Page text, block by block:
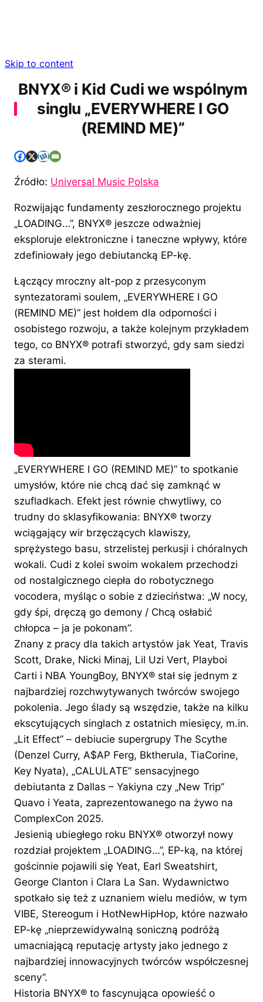
Skip to content
BNYX®️ i Kid Cudi we wspólnym
singlu „EVERYWHERE I GO
(REMIND ME)”
Źródło: Universal Music Polska
Rozwijając fundamenty zeszłorocznego projektu
„LOADING…”, BNYX®️ jeszcze odważniej
eksploruje elektroniczne i taneczne wpływy, które
zdefiniowały jego debiutancką EP-kę.
Łączący mroczny alt-pop z przesyconym
syntezatorami soulem, „EVERYWHERE I GO
(REMIND ME)” jest hołdem dla odporności i
osobistego rozwoju, a także kolejnym przykładem
tego, co BNYX®️ potrafi stworzyć, gdy sam siedzi
za sterami.
„EVERYWHERE I GO (REMIND ME)” to spotkanie
umysłów, które nie chcą dać się zamknąć w
szufladkach. Efekt jest równie chwytliwy, co
trudny do sklasyfikowania: BNYX®️ tworzy
wciągający wir brzęczących klawiszy,
sprężystego basu, strzelistej perkusji i chóralnych
wokali. Cudi z kolei swoim wokalem przechodzi
od nostalgicznego ciepła do robotycznego
vocodera, myśląc o sobie z dzieciństwa: „W nocy,
gdy śpi, dręczą go demony / Chcą osłabić
chłopca – ja je pokonam”.
Znany z pracy dla takich artystów jak Yeat, Travis
Scott, Drake, Nicki Minaj, Lil Uzi Vert, Playboi
Carti i NBA YoungBoy, BNYX®️ stał się jednym z
najbardziej rozchwytywanych twórców swojego
pokolenia. Jego ślady są wszędzie, także na kilku
ekscytujących singlach z ostatnich miesięcy, m.in.
„Lit Effect” – debiucie supergrupy The Scythe
(Denzel Curry, A$AP Ferg, Bktherula, TiaCorine,
Key Nyata), „CALULATE” sensacyjnego
debiutanta z Dallas – Yakiyna czy „New Trip”
Quavo i Yeata, zaprezentowanego na żywo na
ComplexCon 2025.
Jesienią ubiegłego roku BNYX®️ otworzył nowy
rozdział projektem „LOADING…”, EP-ką, na której
gościnnie pojawili się Yeat, Earl Sweatshirt,
George Clanton i Clara La San. Wydawnictwo
spotkało się też z uznaniem wielu mediów, w tym
VIBE, Stereogum i HotNewHipHop, które nazwało
EP-kę „nieprzewidywalną soniczną podróżą
umacniającą reputację artysty jako jednego z
najbardziej innowacyjnych twórców współczesnej
sceny”.
Historia BNYX®️ to fascynująca opowieść o